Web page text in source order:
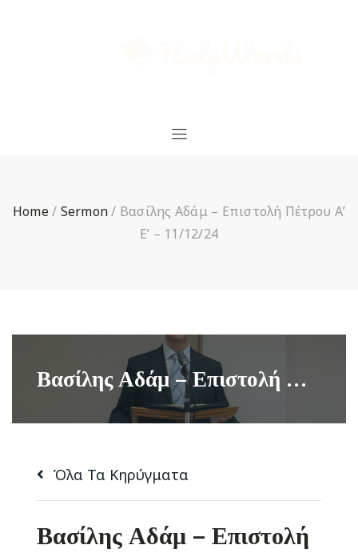
Home/ Sermon/ Βασίλης Αδάμ – Επιστολή Πέτρου Α’
Ε’ – 11/12/24
Βασίλης Αδάμ – Επιστολή Πέτρου Α’ Ε’ – 11/12/24
Όλα Τα Κηρύγματα
Βασίλης Αδάμ – Επιστολή